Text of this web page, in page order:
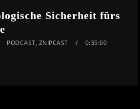
Sicherheit fürs
PODCAST, ZNIPCAST 0:35:00